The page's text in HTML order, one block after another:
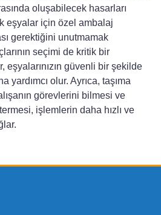
oluşabilecek hasarları
eşyalar için özel ambalaj
gerektiğini unutmamak
seçimi de kritik bir
eşyalarınızın güvenli bir şekilde
yardımcı olur. Ayrıca, taşıma
görevlerini bilmesi ve
işlemlerin daha hızlı ve